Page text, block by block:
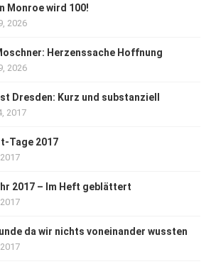
Monroe wird 100!
2026
Herzenssache Hoffnung
2026
Dresden: Kurz und substanziell
2017
Tage 2017
2017 – Im Heft geblättert
da wir nichts voneinander wussten